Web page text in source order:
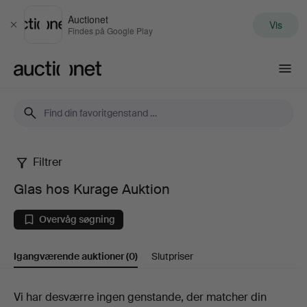
Luk
Auctionet
Findes på Google Play Vis
Glas
hos
Kurage
Auktion
Filtrer
Glas hos Kurage Auktion
Overvåg søgning
Igangværende auktioner(0) Slutpriser
Igangværende
Vi har desværre ingen genstande, der matcher din